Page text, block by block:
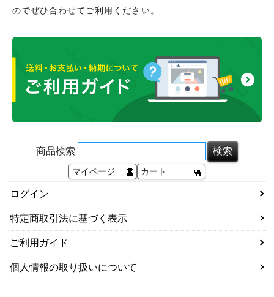
のでぜひ合わせてご利用ください。
商品検索
マイページ カート
ログイン
特定商取引法に基づく表示
ご利用ガイド
個人情報の取り扱いについて